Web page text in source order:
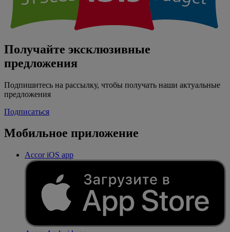
Получайте эксклюзивные
предложения
Подпишитесь на рассылку, чтобы получать наши актуальные
предложения
Подписаться
Мобильное приложение
Accor iOS app